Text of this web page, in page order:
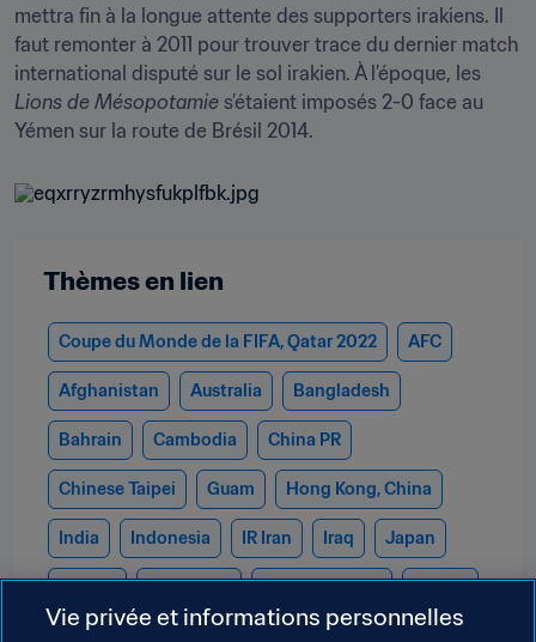
mettra fin à la longue attente des supporters irakiens. Il
faut remonter à 2011 pour trouver trace du dernier match
Lions de Mésopotamie s’étaient imposés 2-0 face au
Yémen sur la route de Brésil 2014.
Thèmes en lien
Coupe du Monde de la FIFA, Qatar 2022 AFC
Afghanistan Australia Bangladesh
Bahrain Cambodia China PR
Chinese Taipei Guam Hong Kong, China
India Indonesia IR Iran Iraq Japan
Jordan DPR Korea Korea Republic Kuwait
Kyrgyz Republic Malaysia
Vie privée et informations personnelles